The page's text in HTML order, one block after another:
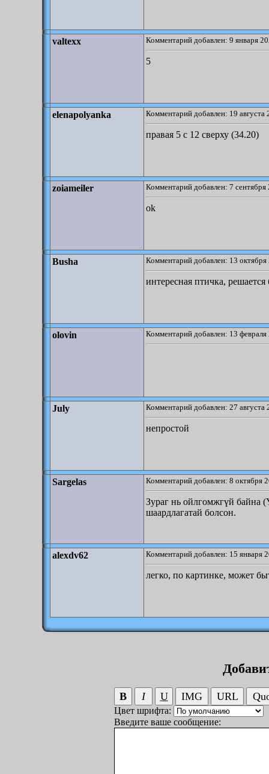
valtexx Комментарий добавлен: 9 января
5
elenapolyanka Комментарий добавлен: 19 августа
правая 5 с 12 сверху (34.20)
zoiameiler Комментарий добавлен: 7
ok
Busha Комментарий добавлен: 13
интересная птичка, решается
olovin Комментарий добавлен: 13
July Комментарий добавлен: 27 августа
непростой
Sargelas Комментарий добавлен: 8 октября
Зураг нь ойлгомжгүй байна
шаардлагатай болсон.
alexdv62 Комментарий добавлен: 15 января
легко, по картинке, может
Цвет шрифта:
Введите ваше сообщение: